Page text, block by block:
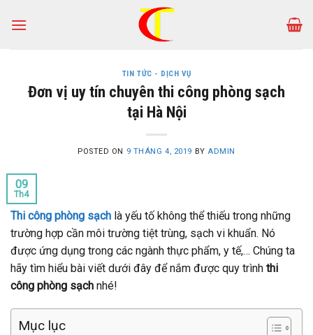
TIN TỨC - DỊCH VỤ
Đơn vị uy tín chuyên thi công phòng sạch
tại Hà Nội
POSTED ON 9 THÁNG 4, 2019 BY ADMIN
09
Th4
Thi công phòng sạch là yếu tố không thể thiếu trong những
trường hợp cần môi trường tiệt trùng, sạch vi khuẩn. Nó
được ứng dụng trong các ngành thực phẩm, y tế,… Chúng ta
hãy tìm hiểu bài viết dưới đây để nắm được quy trình thi
công phòng sạch nhé!
Mục lục